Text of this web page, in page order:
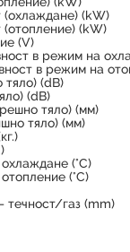
(kW)
(kW)
(V)
в режим на
в режим на
(dB)
(dB)
тяло) (мм)
тяло) (мм)
(°C)
(°C)
течност/газ (mm)